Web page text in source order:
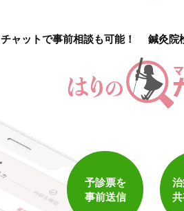
チャットで事前相談も可能！ 鍼灸院
予診票を
事前送信